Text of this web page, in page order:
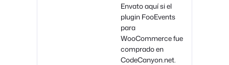
Envato aquí si el
plugin FooEvents
para
WooCommerce fue
comprado en
CodeCanyon.net.